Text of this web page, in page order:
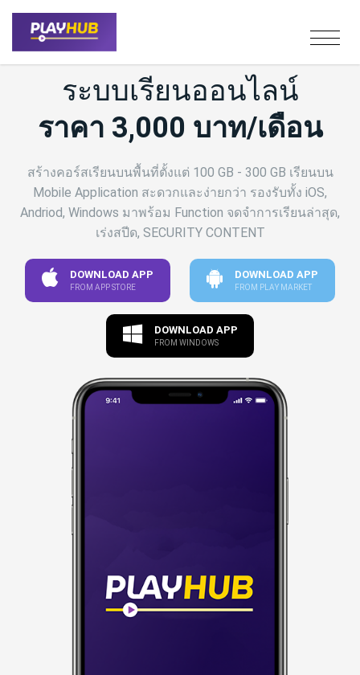
ระบบเรียนออนไลน์
ราคา 3,000 บาท/เดือน
สร้างคอร์สเรียนบนพื้นที่ตั้งแต่ 100 GB - 300 GB เรียนบน
Mobile Application สะดวกและง่ายกว่า รองรับทั้ง iOS,
Andriod, Windows มาพร้อม Function จดจำการเรียนล่าสุด,
เร่งสปีด, SECURITY CONTENT
DOWNLOAD APP
FROM APP STORE
DOWNLOAD APP
FROM PLAY MARKET
DOWNLOAD APP
FROM WINDOWS